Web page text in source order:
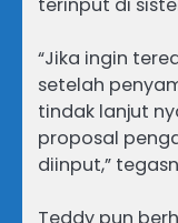
terinput di
“Jika ingin
setelah
tindak lanjut
proposal
diinput,”